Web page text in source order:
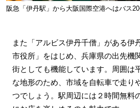
阪急「伊丹駅」から大阪国際空港へはバス
また「アルビス伊丹千僧」がある伊
市役所」をはじめ、兵庫県の出先機
街としても機能しています。周囲は
な地形のため、市域を自転車で走り
つでしょう。駅周辺には２時間無料